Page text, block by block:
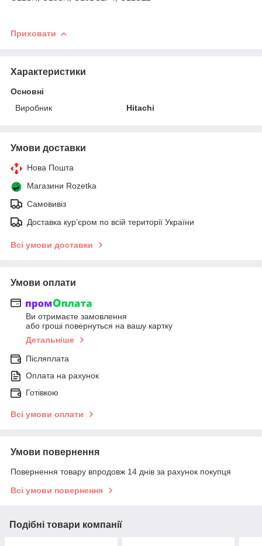
Приховати
Характеристики
Основні
Виробник
Hitachi
Умови доставки
Нова Пошта
Магазини Rozetka
Самовивіз
Доставка кур’єром по всій території України
Всі умови доставки
Умови оплати
Ви отримаєте замовлення
або гроші повернуться на вашу картку
Детальніше
Післяплата
Оплата на рахунок
Готівкою
Всі умови оплати
Умови повернення
Повернення товару впродовж 14 днів за рахунок покупця
Всі умови повернення
Подібні товари компанії